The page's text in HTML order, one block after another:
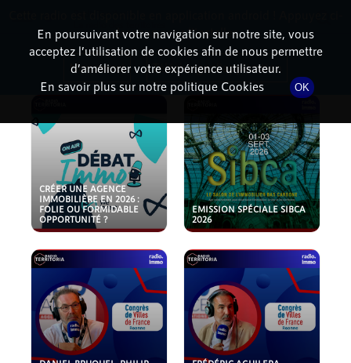
PODCASTS
CRÉER UNE AGENCE
IMMOBILIÈRE EN 2026 :
FOLIE OU FORMIDABLE
OPPORTUNITÉ ?
EMISSION SPÉCIALE SIBCA
2026
En poursuivant votre navigation sur notre site, vous
acceptez l’utilisation de cookies afin de nous permettre
d’améliorer votre expérience utilisateur.
En savoir plus sur notre politique Cookies
OK
dessous pour l'installer.
Non merci Télécharger l'application